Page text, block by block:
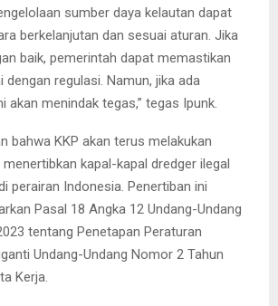
sumber daya kelautan dapat
berkelanjutan dan sesuai aturan. Jika
baik, pemerintah dapat memastikan
dengan regulasi. Namun, jika ada
akan menindak tegas,” tegas Ipunk.
bahwa KKP akan terus melakukan
kapal-kapal dredger ilegal
perairan Indonesia. Penertiban ini
Pasal 18 Angka 12 Undang-Undang
tentang Penetapan Peraturan
Undang-Undang Nomor 2 Tahun
Kerja.